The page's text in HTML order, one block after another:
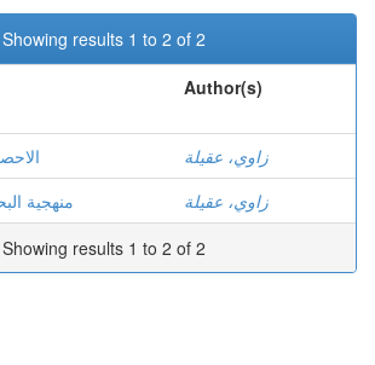
Showing results 1 to 2 of 2
Author(s)
زاوي، عقيلة
منهجية
زاوي، عقيلة
Showing results 1 to 2 of 2